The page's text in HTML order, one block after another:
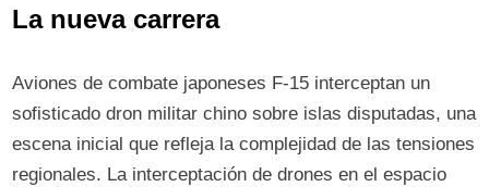
La nueva carrera
Aviones de combate japoneses F-15 interceptan un
sofisticado dron militar chino sobre islas disputadas, una
escena inicial que refleja la complejidad de las tensiones
regionales. La interceptación de drones en el espacio